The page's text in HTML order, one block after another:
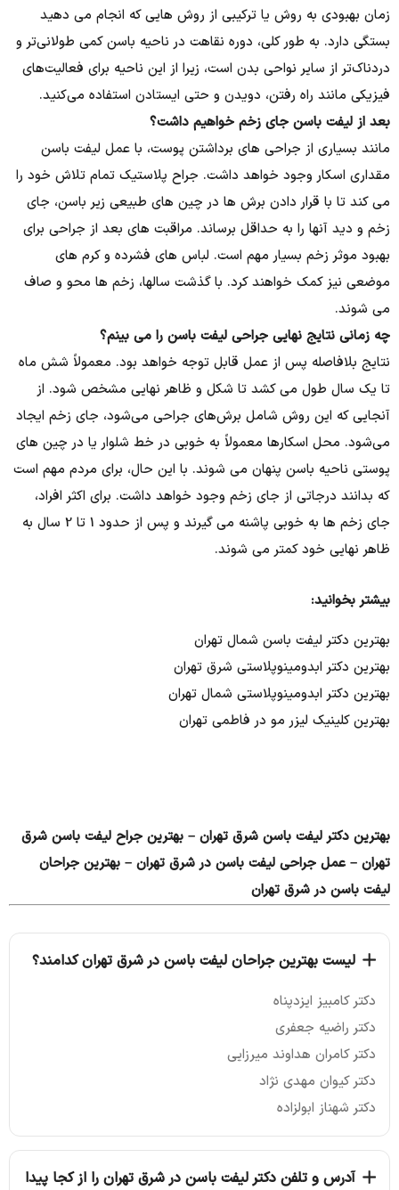
زمان بهبودی به روش یا ترکیبی از روش هایی که انجام می دهید
بستگی دارد. به طور کلی، دوره نقاهت در ناحیه باسن کمی طولانی‌تر و
دردناک‌تر از سایر نواحی بدن است، زیرا از این ناحیه برای فعالیت‌های
فیزیکی مانند راه رفتن، دویدن و حتی ایستادن استفاده می‌کنید.
بعد از لیفت باسن جای زخم خواهیم داشت؟
مانند بسیاری از جراحی های برداشتن پوست، با عمل لیفت باسن
مقداری اسکار وجود خواهد داشت. جراح پلاستیک تمام تلاش خود را
می کند تا با قرار دادن برش ها در چین های طبیعی زیر باسن، جای
زخم و دید آنها را به حداقل برساند. مراقبت های بعد از جراحی برای
بهبود موثر زخم بسیار مهم است. لباس های فشرده و کرم های
موضعی نیز کمک خواهند کرد. با گذشت سالها، زخم ها محو و صاف
می شوند.
چه زمانی نتایج نهایی جراحی لیفت باسن را می بینم؟
نتایج بلافاصله پس از عمل قابل توجه خواهد بود. معمولاً شش ماه
تا یک سال طول می کشد تا شکل و ظاهر نهایی مشخص شود. از
آنجایی که این روش شامل برش‌های جراحی می‌شود، جای زخم ایجاد
می‌شود. محل اسکارها معمولاً به خوبی در خط شلوار یا در چین های
پوستی ناحیه باسن پنهان می شوند. با این حال، برای مردم مهم است
که بدانند درجاتی از جای زخم وجود خواهد داشت. برای اکثر افراد،
جای زخم ها به خوبی پاشنه می گیرند و پس از حدود 1 تا 2 سال به
ظاهر نهایی خود کمتر می شوند.
بیشتر بخوانید:
بهترین دکتر لیفت باسن شمال تهران
بهترین دکتر ابدومینوپلاستی شرق تهران
بهترین دکتر ابدومینوپلاستی شمال تهران
بهترین کلینیک لیزر مو در فاطمی تهران
بهترین دکتر لیفت باسن شرق تهران – بهترین جراح لیفت باسن شرق
تهران – عمل جراحی لیفت باسن در شرق تهران – بهترین جراحان
لیفت باسن در شرق تهران
لیست بهترین جراحان لیفت باسن در شرق تهران کدامند؟
دکتر کامبیز ایزدپناه
دکتر راضیه جعفری
دکتر کامران هداوند میرزایی
دکتر کیوان مهدی نژاد
دکتر شهناز ابولزاده
آدرس و تلفن دکتر لیفت باسن در شرق تهران را از کجا پیدا